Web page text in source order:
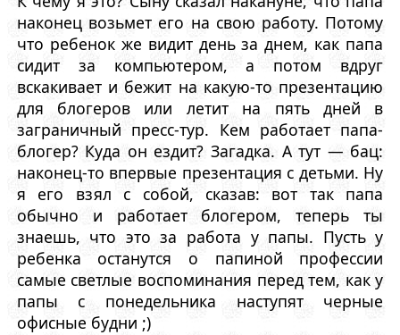
наконец возьмет его на свою работу. Потому
что ребенок же видит день за днем, как папа
сидит за компьютером, а потом вдруг
вскакивает и бежит на какую-то презентацию
для блогеров или летит на пять дней в
заграничный пресс-тур. Кем работает папа-
блогер? Куда он ездит? Загадка. А тут — бац:
наконец-то впервые презентация с детьми. Ну
я его взял с собой, сказав: вот так папа
обычно и работает блогером, теперь ты
знаешь, что это за работа у папы. Пусть у
ребенка останутся о папиной профессии
самые светлые воспоминания перед тем, как у
папы с понедельника наступят черные
офисные будни ;)